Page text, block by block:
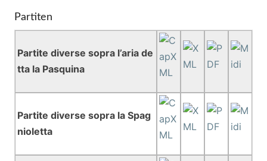
Partiten
Partite diverse sopra l’aria de
tta la Pasquina
Partite diverse sopra la Spag
nioletta